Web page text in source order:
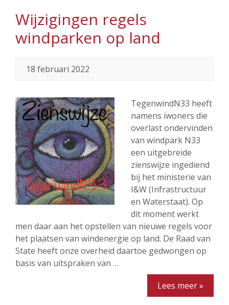
Wijzigingen regels
windparken op land
18 februari 2022
TegenwindN33 heeft
namens iwoners die
overlast ondervinden
van windpark N33
een uitgebreide
zienswijze ingediend
bij het ministerie van
I&W (Infrastructuur
en Waterstaat). Op
dit moment werkt
men daar aan het opstellen van nieuwe regels voor
het plaatsen van windenergie op land. De Raad van
State heeft onze overheid daartoe gedwongen op
basis van uitspraken van …
Lees meer »